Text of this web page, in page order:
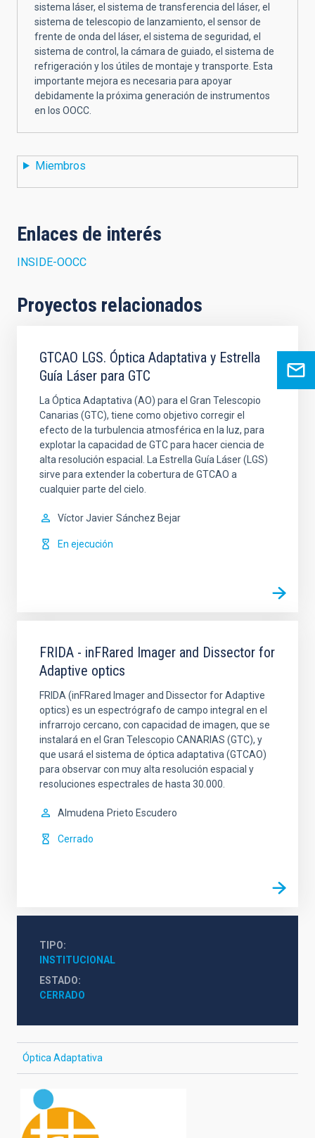
sistema láser, el sistema de transferencia del láser, el
sistema de telescopio de lanzamiento, el sensor de
frente de onda del láser, el sistema de seguridad, el
sistema de control, la cámara de guiado, el sistema de
refrigeración y los útiles de montaje y transporte. Esta
importante mejora es necesaria para apoyar
debidamente la próxima generación de instrumentos
en los OOCC.
Miembros
Enlaces de interés
INSIDE-OOCC
Proyectos relacionados
GTCAO LGS. Óptica Adaptativa y Estrella
Guía Láser para GTC
La Óptica Adaptativa (AO) para el Gran Telescopio
Canarias (GTC), tiene como objetivo corregir el
efecto de la turbulencia atmosférica en la luz, para
explotar la capacidad de GTC para hacer ciencia de
alta resolución espacial. La Estrella Guía Láser (LGS)
sirve para extender la cobertura de GTCAO a
cualquier parte del cielo.
Víctor Javier Sánchez Bejar
En ejecución
FRIDA - inFRared Imager and Dissector for
Adaptive optics
FRIDA (inFRared Imager and Dissector for Adaptive
optics) es un espectrógrafo de campo integral en el
infrarrojo cercano, con capacidad de imagen, que se
instalará en el Gran Telescopio CANARIAS (GTC), y
que usará el sistema de óptica adaptativa (GTCAO)
para observar con muy alta resolución espacial y
resoluciones espectrales de hasta 30.000.
Almudena Prieto Escudero
Cerrado
TIPO
INSTITUCIONAL
ESTADO
CERRADO
Óptica Adaptativa